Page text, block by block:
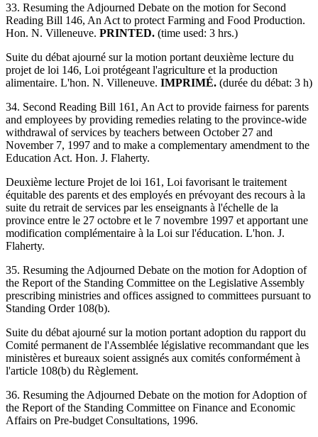
33. Resuming the Adjourned Debate on the motion for Second
Reading Bill 146, An Act to protect Farming and Food Production.
Hon. N. Villeneuve. PRINTED. (time used: 3 hrs.)
Suite du débat ajourné sur la motion portant deuxième lecture du
projet de loi 146, Loi protégeant l'agriculture et la production
alimentaire. L'hon. N. Villeneuve. IMPRIMÉ. (durée du débat: 3 h)
34. Second Reading Bill 161, An Act to provide fairness for parents
and employees by providing remedies relating to the province-wide
withdrawal of services by teachers between October 27 and
November 7, 1997 and to make a complementary amendment to the
Education Act. Hon. J. Flaherty.
Deuxième lecture Projet de loi 161, Loi favorisant le traitement
équitable des parents et des employés en prévoyant des recours à la
suite du retrait de services par les enseignants à l'échelle de la
province entre le 27 octobre et le 7 novembre 1997 et apportant une
modification complémentaire à la Loi sur l'éducation. L'hon. J.
Flaherty.
35. Resuming the Adjourned Debate on the motion for Adoption of
the Report of the Standing Committee on the Legislative Assembly
prescribing ministries and offices assigned to committees pursuant to
Standing Order 108(b).
Suite du débat ajourné sur la motion portant adoption du rapport du
Comité permanent de l'Assemblée législative recommandant que les
ministères et bureaux soient assignés aux comités conformément à
l'article 108(b) du Règlement.
36. Resuming the Adjourned Debate on the motion for Adoption of
the Report of the Standing Committee on Finance and Economic
Affairs on Pre-budget Consultations, 1996.